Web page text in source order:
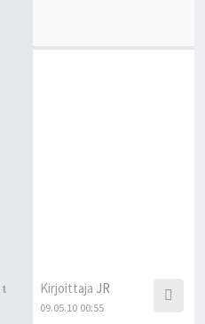
Kirjoittaja JR
09.05.10 00:55